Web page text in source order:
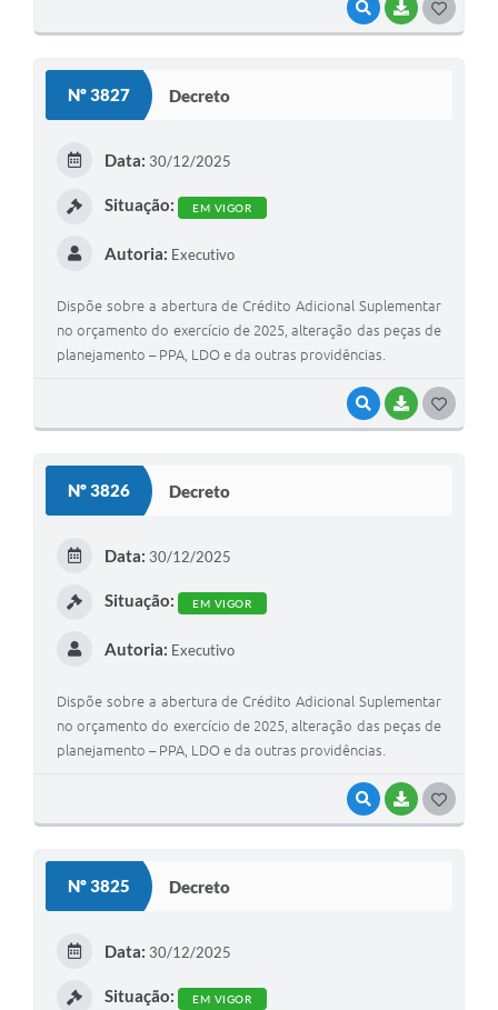
VISUALIZAR
BAIXAR
Nº 3827 Decreto
VISUALIZAR
BAIXAR
Data: 30/12/2025
Situação: EM VIGOR
Autoria: Executivo
Dispõe sobre a abertura de Crédito Adicional Suplementar
no orçamento do exercício de 2025, alteração das peças de
planejamento – PPA, LDO e da outras providências.
Nº 3826 Decreto
VISUALIZAR
BAIXAR
Data: 30/12/2025
Situação: EM VIGOR
Autoria: Executivo
Dispõe sobre a abertura de Crédito Adicional Suplementar
no orçamento do exercício de 2025, alteração das peças de
planejamento – PPA, LDO e da outras providências.
Nº 3825 Decreto
Data: 30/12/2025
Situação: EM VIGOR